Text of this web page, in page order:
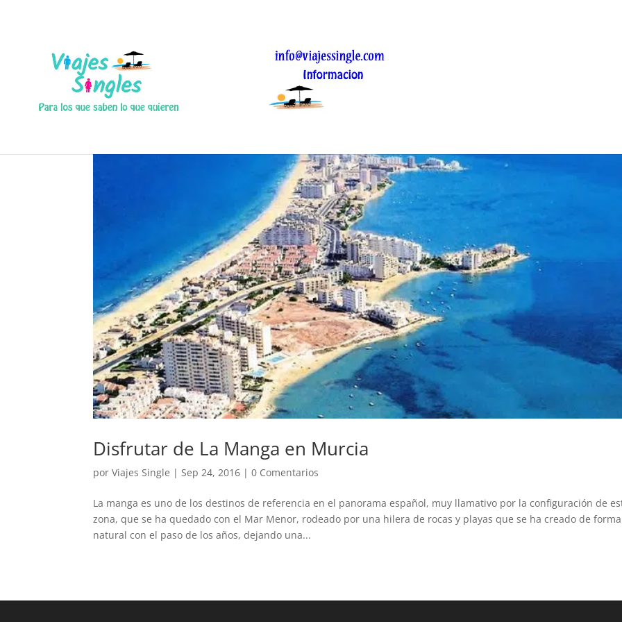
Disfrutar de La Manga en Murcia
porViajes Single |Sep 24, 2016 |0 Comentarios
La manga es uno de los destinos de referencia en el panorama español, muy llamativo por la configuración de
zona, que se ha quedado con el Mar Menor, rodeado por una hilera de rocas y playas que se ha creado de forma
natural con el paso de los años, dejando una...